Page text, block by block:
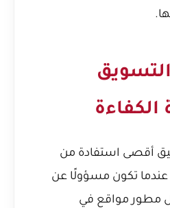
الكفاءة
أقصى استفادة من
تكون مسؤولًا عن
مطور مواقع في